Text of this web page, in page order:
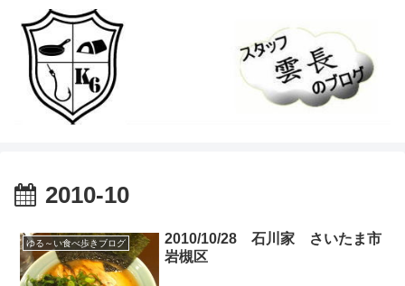
2010-10
ゆる～い食べ歩きブログ
2010/10/28 石川家 さいたま市
岩槻区